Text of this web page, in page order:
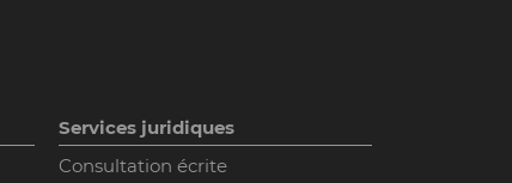
Services juridiques
Consultation écrite